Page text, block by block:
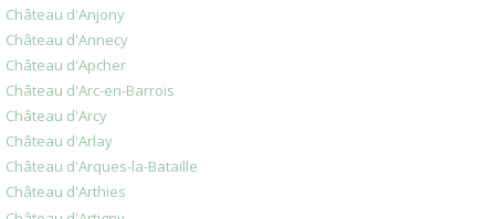
Château d'Anjony
Château d'Annecy
Château d'Apcher
Château d'Arc-en-Barrois
Château d'Arcy
Château d'Arlay
Château d'Arques-la-Bataille
Château d'Arthies